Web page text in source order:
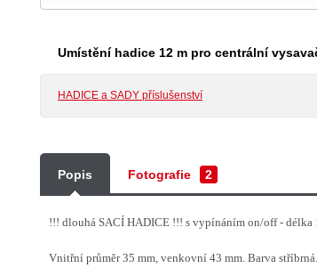
Umístění hadice 12 m pro centrální
HADICE a SADY příslušenství
Popis Fotografie 2
!!! dlouhá SACÍ HADICE !!! s vypínáním on/off - délka
Vnitřní průměr 35 mm, venkovní 43 mm. Barva stříbrná.